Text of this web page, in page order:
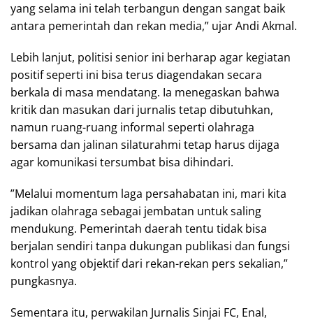
yang selama ini telah terbangun dengan sangat baik
antara pemerintah dan rekan media,” ujar Andi Akmal.
​Lebih lanjut, politisi senior ini berharap agar kegiatan
positif seperti ini bisa terus diagendakan secara
berkala di masa mendatang. Ia menegaskan bahwa
kritik dan masukan dari jurnalis tetap dibutuhkan,
namun ruang-ruang informal seperti olahraga
bersama dan jalinan silaturahmi tetap harus dijaga
agar komunikasi tersumbat bisa dihindari.
​”Melalui momentum laga persahabatan ini, mari kita
jadikan olahraga sebagai jembatan untuk saling
mendukung. Pemerintah daerah tentu tidak bisa
berjalan sendiri tanpa dukungan publikasi dan fungsi
kontrol yang objektif dari rekan-rekan pers sekalian,”
pungkasnya.
Sementara itu, perwakilan Jurnalis Sinjai FC, Enal,